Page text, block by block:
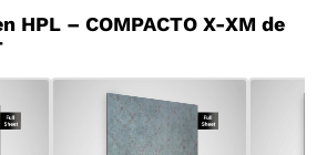
HPL – COMPACTO X-XM de